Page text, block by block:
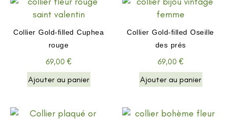
Collier Gold-filled Cuphea
rouge
69,00 €
Ajouter au panier
Collier Gold-filled Oseille
des prés
69,00 €
Ajouter au panier